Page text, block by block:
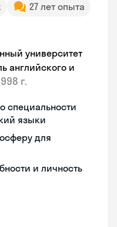
27 лет опыта
университет
английского и
г.
специальности
языки
для
и личность